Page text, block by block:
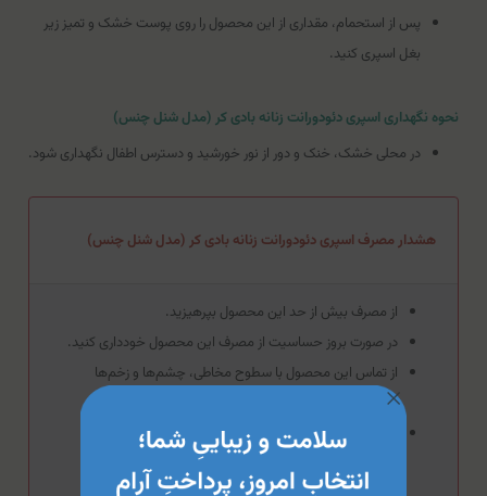
پس از استحمام، مقداری از این محصول را روی پوست خشک و تمیز زیر
بغل اسپری کنید.
نحوه نگهداری اسپری دئودورانت زنانه بادی کر (مدل شنل چنس)
در محلی خشک، خنک و دور از نور خورشید و دسترس اطفال نگهداری شود.
هشدار مصرف اسپری دئودورانت زنانه بادی کر (مدل شنل چنس)
از مصرف بیش از حد این محصول بپرهیزید.
در صورت بروز حساسیت از مصرف این محصول خودداری کنید.
از تماس این محصول با سطوح مخاطی، چشم‌ها و زخم‌ها
جلوگیری کنید.
استفاده از ماسک‌های مرطوب‌کننده، سرم‌ها و کرم‌های
مراقبت‌کننده در کنار این محصول توصیه می‌شود.